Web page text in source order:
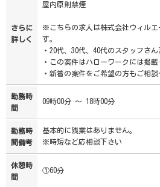
さらに
詳しく
屋内原則禁煙
※こちらの求人は株式会社ウィル
す。
・20代、30代、40代のスタッフさん
・この案件はハローワークには掲載
・新着の案件をご希望の方もご相談
勤務時
間
09時00分 ～ 18時00分
勤務時
間備考
基本的に残業はありません。
※時短など応相談下さい
休憩時
間
①60分